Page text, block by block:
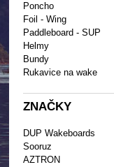
Poncho
Foil - Wing
Paddleboard - SUP
Helmy
Bundy
Rukavice na wake
ZNAČKY
DUP Wakeboards
Sooruz
AZTRON